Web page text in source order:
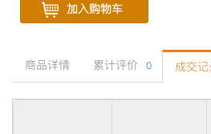
加入购物车
商品详情 累计评价 0 成交